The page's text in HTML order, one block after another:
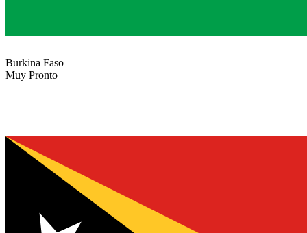
Burkina Faso
Muy Pronto